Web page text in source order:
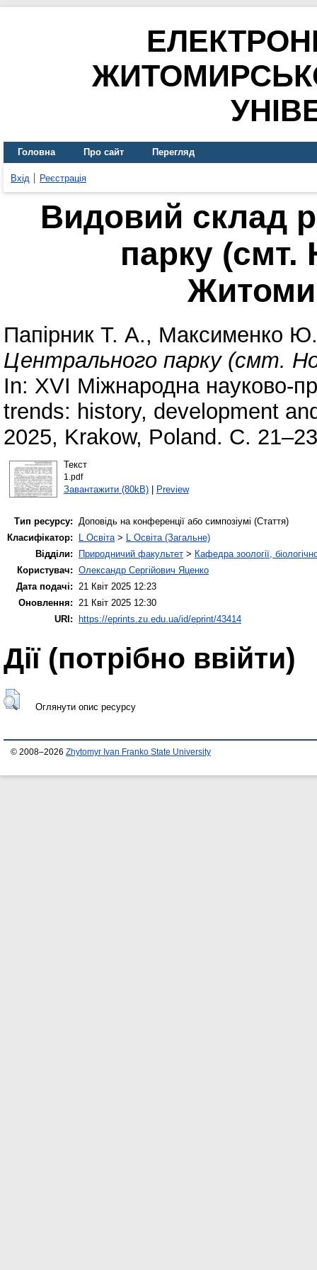
Головна Про сайт Перегляд
Вхід Реєстрація
Видовий склад
парку (смт.
Папірник Т. А., Максименко
Центрального парку (смт.
In: XVI Міжнародна науково-
trends: history, development
2025, Krakow, Poland. С.
Текст
1.pdf
Завантажити (80kB)| Preview
Тип ресурсу: Доповідь на конференції або симпозіумі (Стаття)
Класифікатор:
L Освіта> L Освіта (Загальне)
Відділи:
Природничий факультет > Кафедра зоології,
Користувач: Олександр Сергійович Яценко
Дата подачі: 21 Квіт 2025 12:23
Оновлення: 21 Квіт 2025 12:30
URI:
https://eprints.zu.edu.ua/id/eprint/43414
Дії ​​(потрібно ввійти)
Оглянути опис ресурсу
© 2008–2026 Zhytomyr Ivan Franko State University